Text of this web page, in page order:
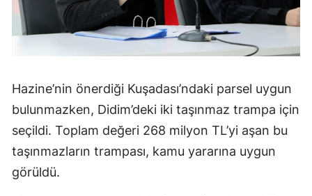
Hazine’nin önerdiği Kuşadası’ndaki parsel uygun
bulunmazken, Didim’deki iki taşınmaz trampa için
seçildi. Toplam değeri 268 milyon TL’yi aşan bu
taşınmazların trampası, kamu yararına uygun
görüldü.